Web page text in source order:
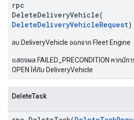
rpc
DeleteDeliveryVehicle(
DeleteDeliveryVehicleRequest)
ลบ DeliveryVehicle ออกจาก Fleet Engine
แสดงผล FAILED_PRECONDITION หากมีก
OPEN ให้กับ DeliveryVehicle
DeleteTask